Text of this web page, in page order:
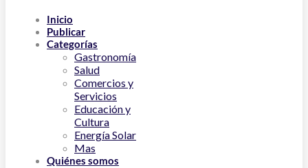
Inicio
Publicar
Categorías
Gastronomía
Salud
Comercios y
Servicios
Educación y
Cultura
Energía Solar
Mas
Quiénes somos